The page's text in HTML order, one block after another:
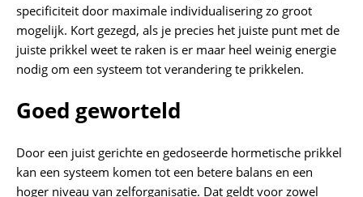
specificiteit door maximale individualisering zo groot
mogelijk. Kort gezegd, als je precies het juiste punt met de
juiste prikkel weet te raken is er maar heel weinig energie
nodig om een systeem tot verandering te prikkelen.
Goed geworteld
Door een juist gerichte en gedoseerde hormetische prikkel
kan een systeem komen tot een betere balans en een
hoger niveau van zelforganisatie. Dat geldt voor zowel